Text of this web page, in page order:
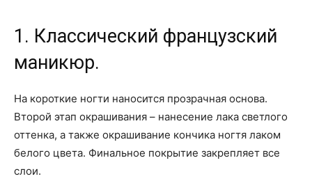
1. Классический французский
маникюр.
На короткие ногти наносится прозрачная основа.
Второй этап окрашивания – нанесение лака светлого
оттенка, а также окрашивание кончика ногтя лаком
белого цвета. Финальное покрытие закрепляет все
слои.